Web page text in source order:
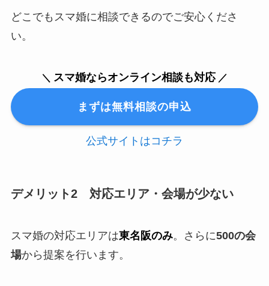
どこでもスマ婚に相談できるのでご安心くださ
い。
＼ スマ婚ならオンライン相談も対応／
まずは無料相談の申込
公式サイトはコチラ
デメリット2 対応エリア・会場が少ない
スマ婚の対応エリアは東名阪のみ。さらに500の会
場から提案を行います。